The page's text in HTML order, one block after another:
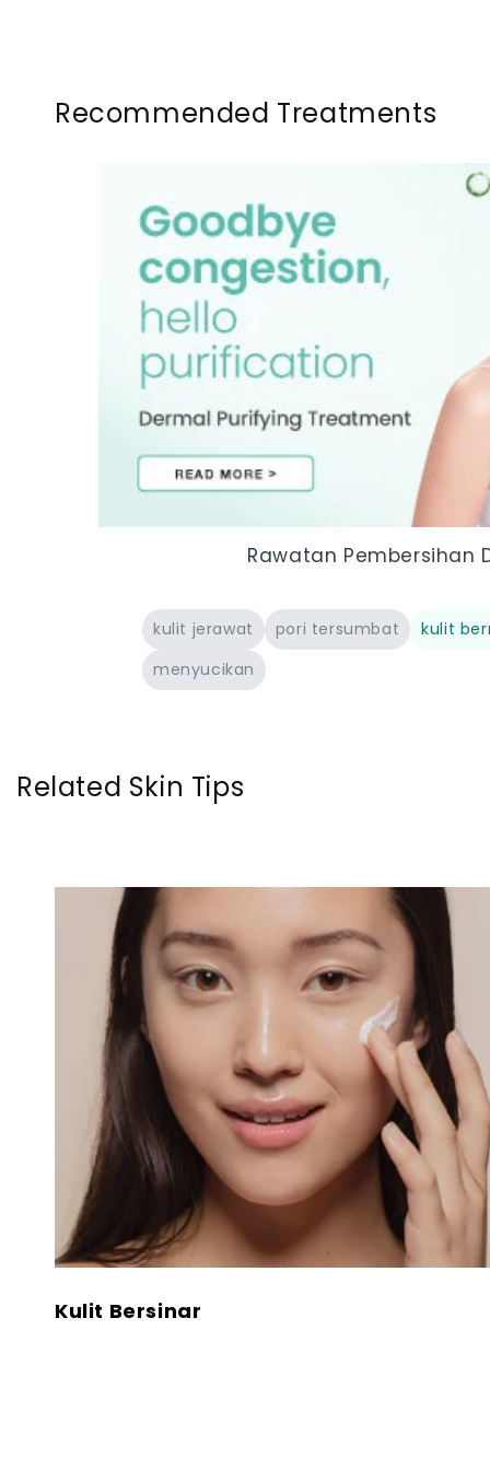
Recommended Treatments
Rawatan Pembersihan
kulit jerawat pori tersumbat
kulit
menyucikan
Related Skin Tips
Kulit Bersinar